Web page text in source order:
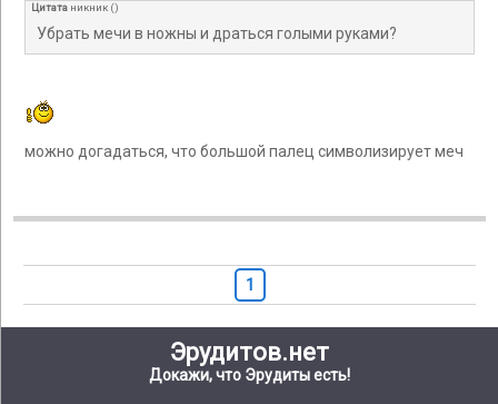
Цитата никник ()
Убрать мечи в ножны и драться голыми руками?
можно догадаться, что большой палец символизирует меч
1
Эрудитов.нет
Докажи, что Эрудиты есть!